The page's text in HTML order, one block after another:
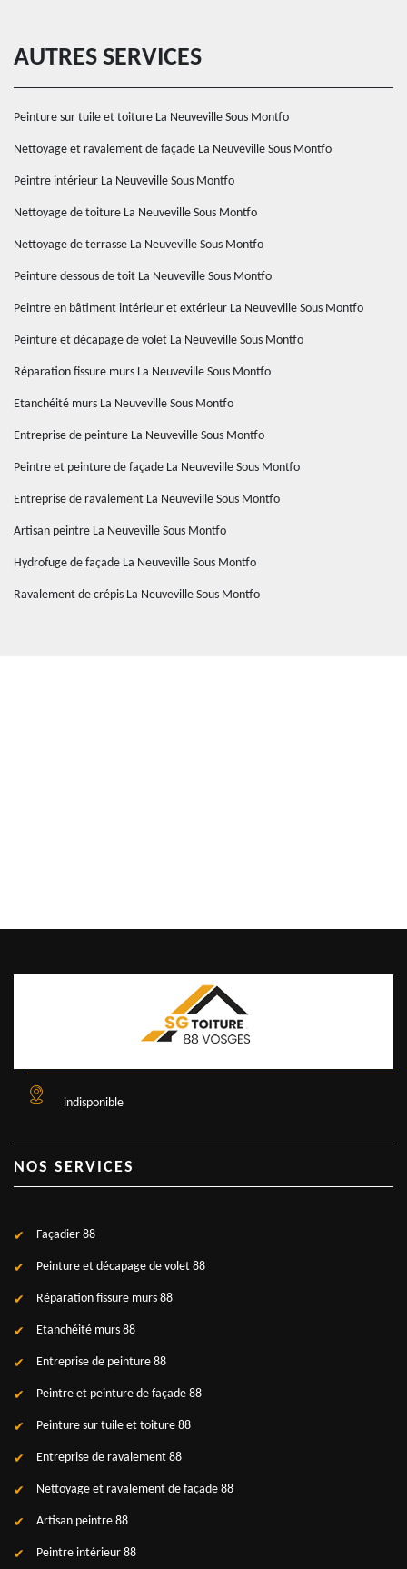
AUTRES SERVICES
Peinture sur tuile et toiture La Neuveville Sous Montfo
Nettoyage et ravalement de façade La Neuveville Sous Montfo
Peintre intérieur La Neuveville Sous Montfo
Nettoyage de toiture La Neuveville Sous Montfo
Nettoyage de terrasse La Neuveville Sous Montfo
Peinture dessous de toit La Neuveville Sous Montfo
Peintre en bâtiment intérieur et extérieur La Neuveville Sous Montfo
Peinture et décapage de volet La Neuveville Sous Montfo
Réparation fissure murs La Neuveville Sous Montfo
Etanchéité murs La Neuveville Sous Montfo
Entreprise de peinture La Neuveville Sous Montfo
Peintre et peinture de façade La Neuveville Sous Montfo
Entreprise de ravalement La Neuveville Sous Montfo
Artisan peintre La Neuveville Sous Montfo
Hydrofuge de façade La Neuveville Sous Montfo
Ravalement de crépis La Neuveville Sous Montfo
indisponible
NOS SERVICES
Façadier 88
Peinture et décapage de volet 88
Réparation fissure murs 88
Etanchéité murs 88
Entreprise de peinture 88
Peintre et peinture de façade 88
Peinture sur tuile et toiture 88
Entreprise de ravalement 88
Nettoyage et ravalement de façade 88
Artisan peintre 88
Peintre intérieur 88